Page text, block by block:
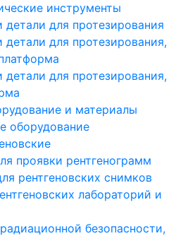
инструменты
детали для протезирования
детали для протезирования,
детали для протезирования,
и материалы
оборудование
проявки рентгенограмм
рентгеновских снимков
лабораторий и
безопасности,